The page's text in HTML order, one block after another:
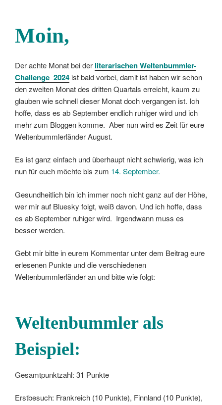
Moin,
Der achte Monat bei der literarischenWeltenbummler-
Challenge 2024 ist bald vorbei, damit ist haben wir schon
den zweiten Monat des dritten Quartals erreicht, kaum zu
glauben wie schnell dieser Monat doch vergangen ist. Ich
hoffe, dass es ab September endlich ruhiger wird und ich
mehr zum Bloggen komme. Aber nun wird es Zeit für eure
Weltenbummlerländer August.
Es ist ganz einfach und überhaupt nicht schwierig, was ich
nun für euch möchte bis zum 14. September.
Gesundheitlich bin ich immer noch nicht ganz auf der Höhe,
wer mir auf Bluesky folgt, weiß davon. Und ich hoffe, dass
es ab September ruhiger wird. Irgendwann muss es
besser werden.
Gebt mir bitte in eurem Kommentar unter dem Beitrag eure
erlesenen Punkte und die verschiedenen
Weltenbummlerländer an und bitte wie folgt:
Weltenbummler als
Beispiel:
Gesamtpunktzahl: 31 Punkte
Erstbesuch: Frankreich (10 Punkte), Finnland (10 Punkte),